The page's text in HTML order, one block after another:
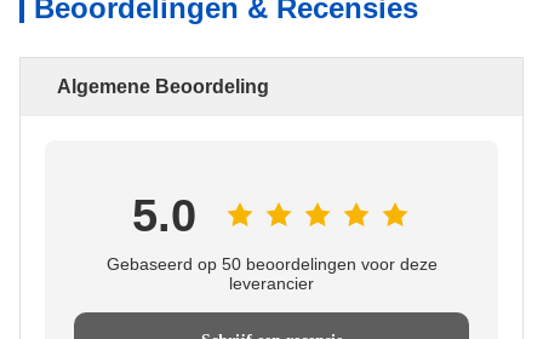
Beoordelingen & Recensies
Algemene Beoordeling
5.0
Gebaseerd op 50 beoordelingen voor deze
leverancier